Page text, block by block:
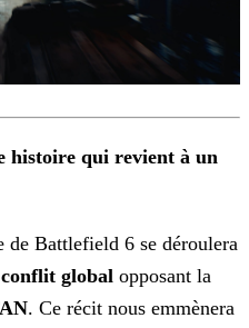
histoire qui revient à un
de Battlefield 6 se déroulera
conflit global opposant la
. Ce récit nous emmènera